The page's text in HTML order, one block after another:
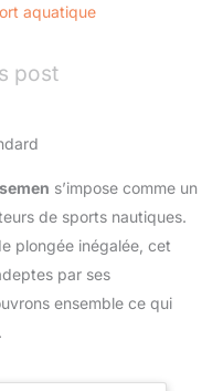
aquatique
post
s’impose comme un
de sports nautiques.
plongée inégalée, cet
par ses
ensemble ce qui